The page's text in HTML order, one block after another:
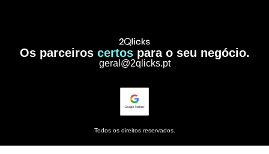
Os parceiros certospara o seu negócio.
geral@2qlicks.pt
Todos os direitos reservados.